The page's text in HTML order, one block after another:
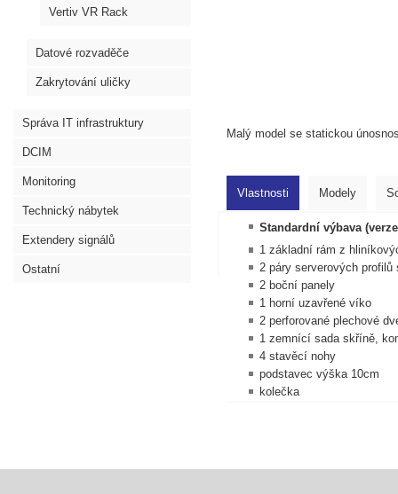
Vertiv VR Rack
Datové rozvaděče
Zakrytování uličky
Správa IT infrastruktury
DCIM
Monitoring
Technický nábytek
Extendery signálů
Ostatní
Malý model se statickou
Vlastnosti Modely
Standardní výbava
1 základní rám z
2 páry serverových
2 boční panely
1 horní uzavřené víko
2 perforované plechové
1 zemnící sada skříně,
4 stavěcí nohy
podstavec výška 10cm
kolečka